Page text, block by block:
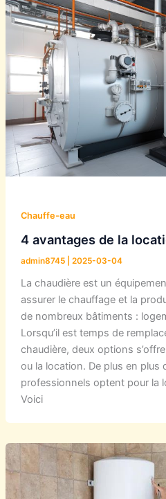
Chauffe-eau
4 avantages de la
admin8745 2025-03-04
La chaudière est un
assurer le chauffage et la
de nombreux bâtiments :
Lorsqu’il est temps de
chaudière, deux options
ou la location. De plus en plus
professionnels optent pour la
Voici